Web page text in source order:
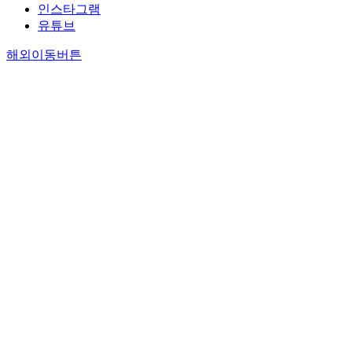
인스타그램
유튜브
해외이동버튼